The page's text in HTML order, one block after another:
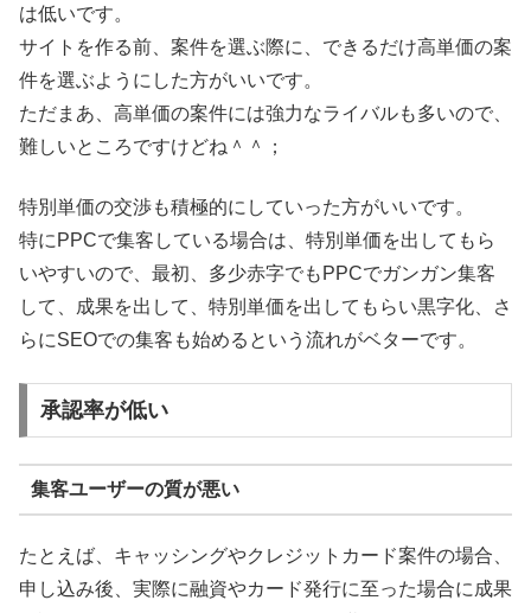
は低いです。
サイトを作る前、案件を選ぶ際に、できるだけ高単価の案
件を選ぶようにした方がいいです。
ただまあ、高単価の案件には強力なライバルも多いので、
難しいところですけどね＾＾；
特別単価の交渉も積極的にしていった方がいいです。
特にPPCで集客している場合は、特別単価を出してもら
いやすいので、最初、多少赤字でもPPCでガンガン集客
して、成果を出して、特別単価を出してもらい黒字化、さ
らにSEOでの集客も始めるという流れがベターです。
承認率が低い
集客ユーザーの質が悪い
たとえば、キャッシングやクレジットカード案件の場合、
申し込み後、実際に融資やカード発行に至った場合に成果